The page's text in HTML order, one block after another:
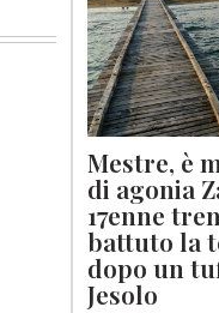
Mestre, è
di agonia
17enne
battuto la
dopo un
Jesolo